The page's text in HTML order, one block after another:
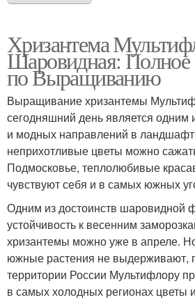
Хризантема
Шаровидная: Полное
по Выращиванию
Выращивание хризантемы
сегодняшний день является одним
и модных направлений в
неприхотливые цветы можно
Подмосковье, теплолюбивые
чувствуют себя и в самых южных
Одним из достоинств шаровидной
устойчивость к весенним
хризантемы можно уже в апреле.
южные растения не выдерживают,
территории России Мультифлору
в самых холодных регионах цветы